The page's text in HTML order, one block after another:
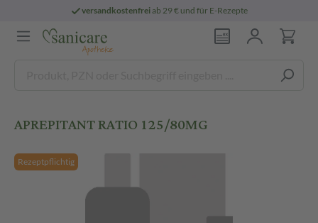
versandkostenfreiab 29 € und für E-Rezepte
APREPITANT RATIO 125/80MG
Rezeptpflichtig